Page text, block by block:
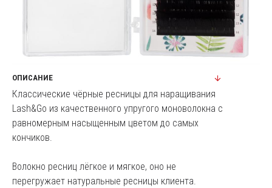
ОПИСАНИЕ
Классические чёрные ресницы для наращивания
Lash&Go из качественного упругого моноволокна с
равномерным насыщенным цветом до самых
кончиков.
Волокно ресниц лёгкое и мягкое, оно не
перегружает натуральные ресницы клиента.